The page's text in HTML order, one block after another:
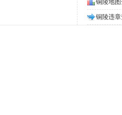
铜陵地图
铜陵违章